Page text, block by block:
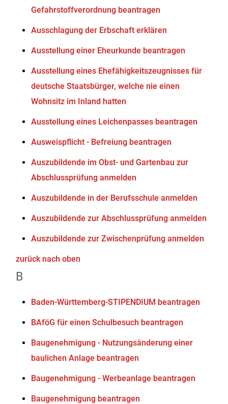
Gefahrstoffverordnung beantragen
Ausschlagung der Erbschaft erklären
Ausstellung einer Eheurkunde beantragen
Ausstellung eines Ehefähigkeitszeugnisses für
deutsche Staatsbürger, welche nie einen
Wohnsitz im Inland hatten
Ausstellung eines Leichenpasses beantragen
Ausweispflicht - Befreiung beantragen
Auszubildende im Obst- und Gartenbau zur
Abschlussprüfung anmelden
Auszubildende in der Berufsschule anmelden
Auszubildende zur Abschlussprüfung anmelden
Auszubildende zur Zwischenprüfung anmelden
zurück nach oben
B
Baden-Württemberg-STIPENDIUM beantragen
BAföG für einen Schulbesuch beantragen
Baugenehmigung - Nutzungsänderung einer
baulichen Anlage beantragen
Baugenehmigung - Werbeanlage beantragen
Baugenehmigung beantragen